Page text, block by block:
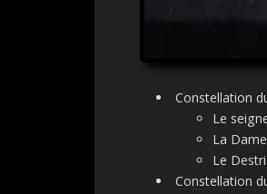
Constellation
Le
La Dame
Le
Constellation